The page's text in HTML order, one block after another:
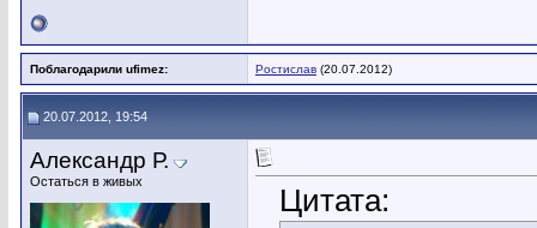
Поблагодарили ufimez: Ростислав (20.07.2012)
20.07.2012, 19:54
Александр Р.
Остаться в живых
Цитата: